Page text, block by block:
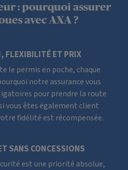
: pourquoi assurer
avec AXA ?
FLEXIBILITÉ ET PRIX
le permis en poche, chaque
notre assurance vous
pour prendre la route
vous êtes également client
fidélité est récompensée.
SANS CONCESSIONS
est une priorité absolue,